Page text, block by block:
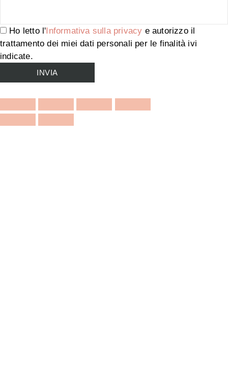
Ho letto l'Informativa sulla privacy e autorizzo il
trattamento dei miei dati personali per le finalità ivi
indicate.